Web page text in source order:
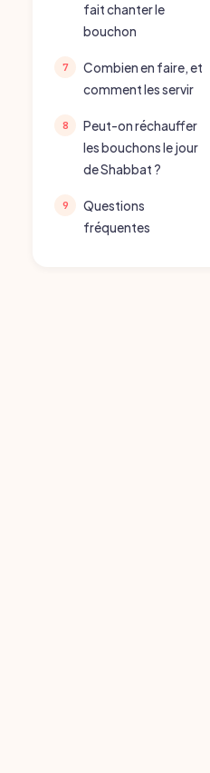
fait chanter le
bouchon
Combien en faire, et
comment les servir
Peut-on réchauffer
les bouchons le jour
de Shabbat ?
Questions
fréquentes